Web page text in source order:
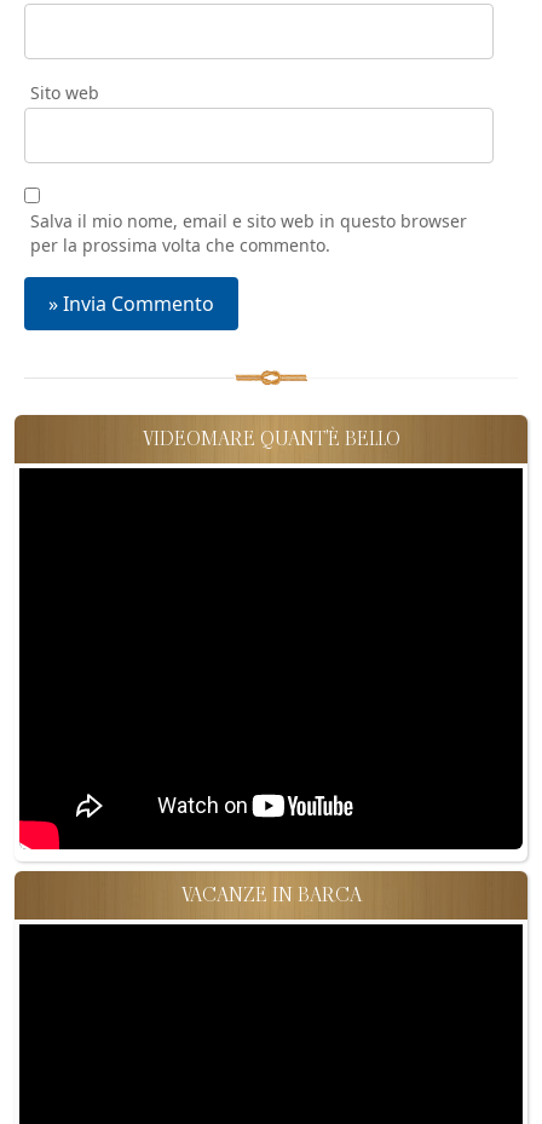
Sito web
Salva il mio nome, email e sito web in questo browser
per la prossima volta che commento.
VIDEOMARE QUANT'È BELLO
VACANZE IN BARCA